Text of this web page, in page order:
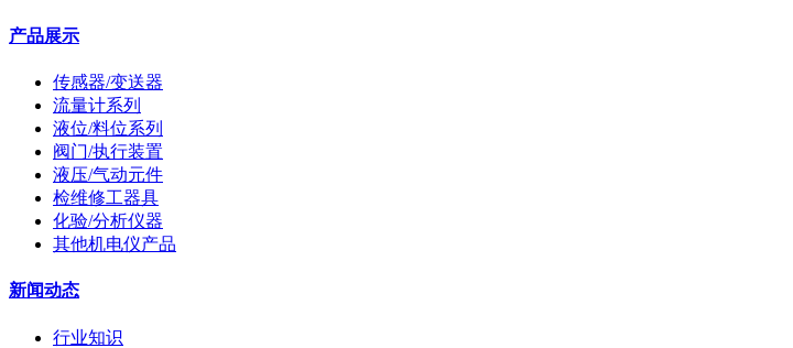
产品展示
传感器/变送器
流量计系列
液位/料位系列
阀门/执行装置
液压/气动元件
检维修工器具
化验/分析仪器
其他机电仪产品
新闻动态
行业知识